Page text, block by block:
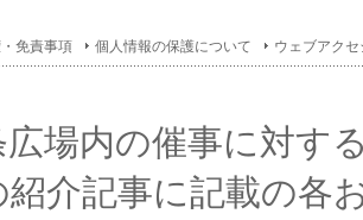
フォ
メー
覧
免責事項 個人情報の保護について ウェブアク
広場内の催事に対す
紹介記事に記載の各